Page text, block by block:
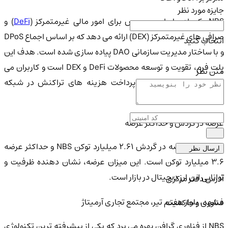
NBS یک راه حل اوپن سورس برای امور مالی غیرمتمرکز (
DeFi) و
صرافی های غیرمتمرکز (DEX) ارائه می دهد که بر اساس اجماع DPoS
و با ساختار مدیریت سازمانی DAO پیاده سازی شده است. هدف این
پلت فرم، تقویت و توسعه محصولات DeFi و DEX است و کاربران می
توانند از توکن NBS برای پرداخت هزینه های تراکنش در شبکه
عرضه در گردش و حداکثر عرضه
NBS دارای عرضه در گردش 2.61 میلیارد توکن NBS و حداکثر عرضه
3.6 میلیارد توکن است. این میزان عرضه، نشان دهنده ظرفیت و
توانایی این ارز دیجیتال در بازار است.
فناوری و حاکمیت
جایزه مورد نظر
انتخاب کنید
متن نظر
ارسال نظر
آدرس دفتر مرکزی
مشهد، بلوار هفتم تیر، مجتمع تجاری آرمیتاژ